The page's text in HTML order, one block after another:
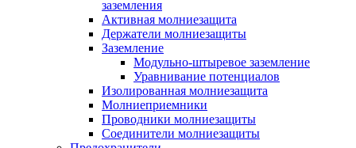
заземления
Активная молниезащита
Держатели молниезащиты
Заземление
Модульно-штыревое заземление
Уравнивание потенциалов
Изолированная молниезащита
Молниеприемники
Проводники молниезащиты
Соединители молниезащиты